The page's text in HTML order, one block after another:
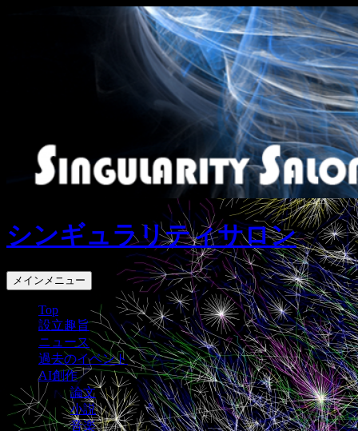
シンギュラリティサロン
検
索
メインメニュー
Top
設立趣旨
ニュース
過去のイベント
AI創作
論文
小説
音楽